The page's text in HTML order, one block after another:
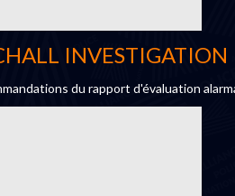
INVESTIGATION
du rapport d'évaluation